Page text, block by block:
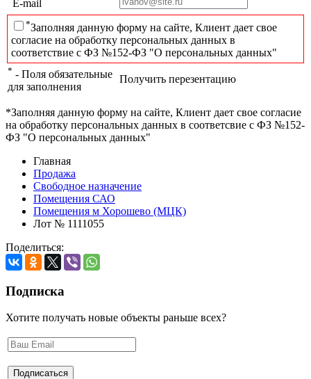
E-mail
*Заполняя данную форму на сайте, Клиент дает свое
согласие на обработку персональных данных в
соответствие с ФЗ №152-ФЗ "О персональных данных"
* - Поля обязательные
для заполнения
Получить перезентацию
*Заполняя данную форму на сайте, Клиент дает свое согласие
на обработку персональных данных в соответсвие с ФЗ №152-
ФЗ "О персональных данных"
Главная
Продажа
Свободное назначение
Помещения САО
Помещения м Хорошево (МЦК)
Лот № 1111055
Поделиться:
Подписка
Хотите получать новые объекты раньше всех?